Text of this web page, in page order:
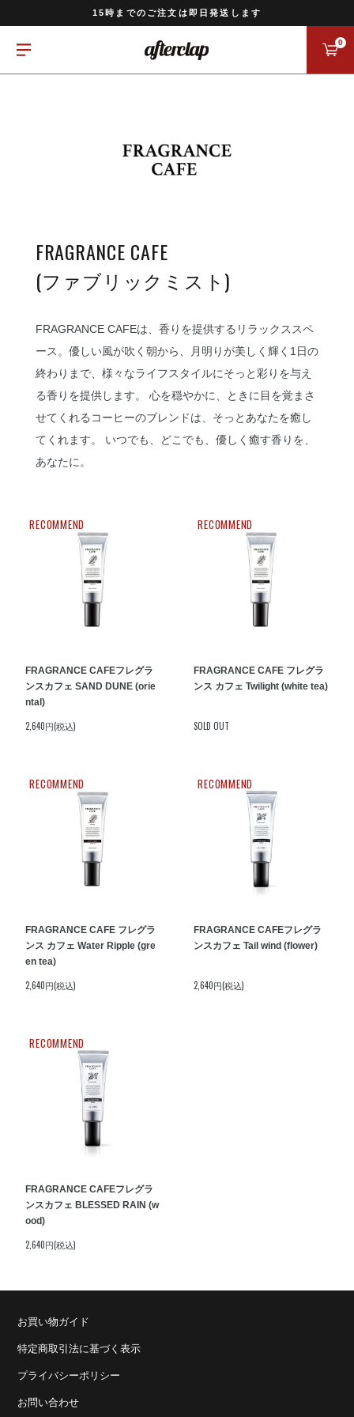
15時までのご注文は即日発送します
0
FRAGRANCE CAFE
(ファブリックミスト)
FRAGRANCE CAFEは、香りを提供するリラックススペ
ース。優しい風が吹く朝から、月明りが美しく輝く1日の
終わりまで、様々なライフスタイルにそっと彩りを与え
る香りを提供します。 心を穏やかに、ときに目を覚まさ
せてくれるコーヒーのブレンドは、そっとあなたを癒し
てくれます。 いつでも、どこでも、優しく癒す香りを、
あなたに。
RECOMMEND
FRAGRANCE CAFEフレグラ
ンスカフェ SAND DUNE (orie
ntal)
2,640円(税込)
RECOMMEND
FRAGRANCE CAFE フレグラ
ンス カフェ Twilight (white tea)
SOLD OUT
RECOMMEND
FRAGRANCE CAFE フレグラ
ンス カフェ Water Ripple (gre
en tea)
2,640円(税込)
RECOMMEND
FRAGRANCE CAFEフレグラ
ンスカフェ Tail wind (flower)
2,640円(税込)
RECOMMEND
FRAGRANCE CAFEフレグラ
ンスカフェ BLESSED RAIN (w
ood)
2,640円(税込)
お買い物ガイド
特定商取引法に基づく表示
プライバシーポリシー
お問い合わせ